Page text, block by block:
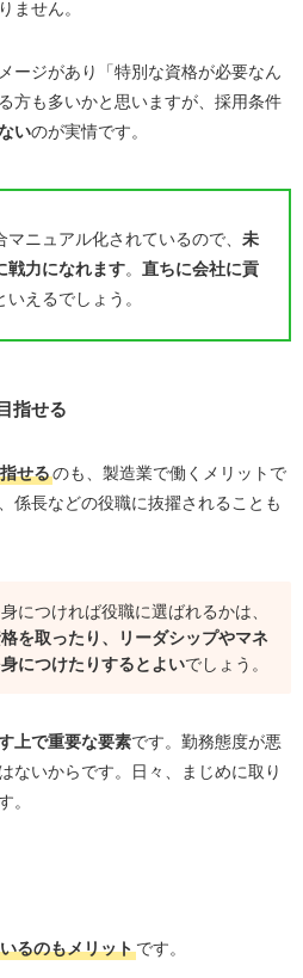
ません。
ージがあり「特別な資格が必要なん
方も多いかと思いますが、採用条件
いのが実情です。
ニュアル化されているので、 未
戦力になれます。 直ちに会社に貢
いえるでしょう。
指せる
せるのも、製造業で働くメリットで
係長などの役職に抜擢されることも
につければ役職に選ばれるかは、
を取ったり、リーダシップやマネ
につけたりするとよいでしょう。
上で重要な要素です。勤務態度が悪
ないからです。日々、まじめに取り
。
るのもメリットです。